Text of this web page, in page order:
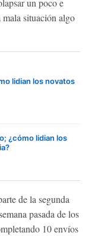
un poco e
mala situación algo
lidian los novatos
¿cómo lidian los
de la segunda
pasada de los
10 envíos